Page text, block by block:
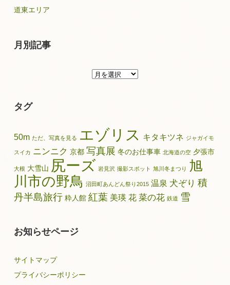
道東エリア
月別記事
月
タグ
50m ただ、写真を見る エゾリス キタキツネ ジャガイモ
スイカ ニンニク 京都 写真展 冬のお仕事車 北海道の空 夕張市
大根 大雪山 尻ーズ 岩見沢 撮影スポット 旭川冬まつり 旭
川市の野鳥 沼田町あんどん祭り2015 温泉 犬ぞり 積
丹半島旅行 粋人館 紅葉 美瑛 花 菜の花 鉄道 雪
お知らせページ
サイトマップ
プライバシーポリシー